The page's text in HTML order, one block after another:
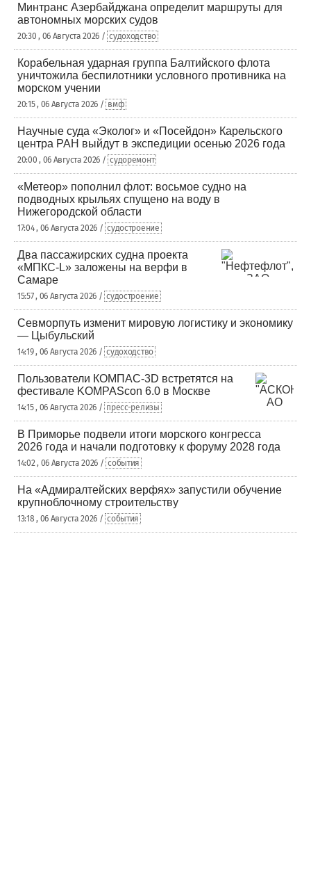
Минтранс Азербайджана определит маршруты для
автономных морских судов
20:30 , 06 Августа 2026 / судоходство
Корабельная ударная группа Балтийского флота
уничтожила беспилотники условного противника на
морском учении
20:15 , 06 Августа 2026 / вмф
Научные суда «Эколог» и «Посейдон» Карельского
центра РАН выйдут в экспедиции осенью 2026 года
20:00 , 06 Августа 2026 / судоремонт
«Метеор» пополнил флот: восьмое судно на
подводных крыльях спущено на воду в
Нижегородской области
17:04 , 06 Августа 2026 / судостроение
Два пассажирских судна проекта
«МПКС-L» заложены на верфи в
Самаре
15:57 , 06 Августа 2026 / судостроение
Севморпуть изменит мировую логистику и экономику
— Цыбульский
14:19 , 06 Августа 2026 / судоходство
Пользователи КОМПАС-3D встретятся на
фестивале KOMPAScon 6.0 в Москве
14:15 , 06 Августа 2026 / пресс-релизы
В Приморье подвели итоги морского конгресса
2026 года и начали подготовку к форуму 2028 года
14:02 , 06 Августа 2026 / события
На «Адмиралтейских верфях» запустили обучение
крупноблочному строительству
13:18 , 06 Августа 2026 / события